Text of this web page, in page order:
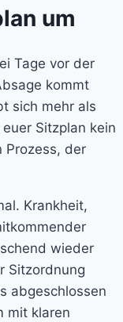
um
Tage vor der
kommt
sich mehr als
Sitzplan kein
Prozess, der
Krankheit,
wieder
Sitzordnung
abgeschlossen
mit klaren